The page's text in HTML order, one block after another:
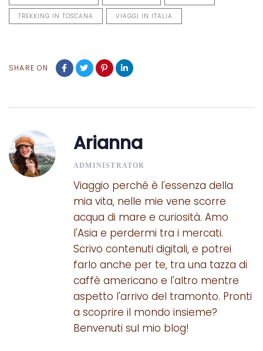
TREKKING IN TOSCANA VIAGGI IN ITALIA
SHARE ON
Arianna
ADMINISTRATOR
Viaggio perché è l'essenza della
mia vita, nelle mie vene scorre
acqua di mare e curiosità. Amo
l'Asia e perdermi tra i mercati.
Scrivo contenuti digitali, e potrei
farlo anche per te, tra una tazza di
caffè americano e l'altro mentre
aspetto l'arrivo del tramonto. Pronti
a scoprire il mondo insieme?
Benvenuti sul mio blog!